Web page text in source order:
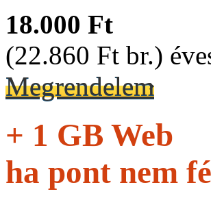
18.000 Ft
(22.860 Ft br.)
Megrendelem
+ 1 GB Web
ha pont nem